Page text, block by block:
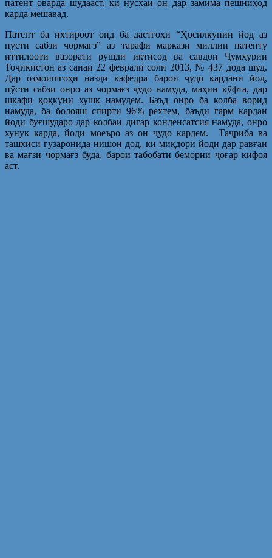
патент оварда шудааст, ки нусхаи он дар замима пешниҳод
карда мешавад.
Патент ба ихтироот оид ба дастгоҳи “Ҳосилкунии йод аз
пӯсти сабзи чормағз” аз тарафи маркази миллии патенту
иттилооти вазорати рушди иқтисод ва савдои Ҷумҳурии
Тоҷикистон аз санаи 22 феврали соли 2013, № 437 дода шуд.
Дар озмоишгоҳи назди кафедра барои ҷудо кардани йод,
пӯсти сабзи онро аз чормағз ҷудо намуда, маҳин кўфта, дар
шкафи қоқкунӣ хушк намудем. Баъд онро ба колба ворид
намуда, ба болояш спирти 96% рехтем, баъди гарм кардан
йоди буғшударо дар колбаи дигар конденсатсия намуда, онро
хунук карда, йоди моеъро аз он ҷудо кардем. Таҷриба ва
ташхиси гузаронида нишон дод, ки миқдори йоди дар равған
ва мағзи чормағз буда, барои табобати бемории ҷоғар кифоя
аст.